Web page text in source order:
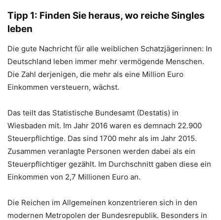
Tipp 1: Finden Sie heraus, wo reiche Singles
leben
Die gute Nachricht für alle weiblichen Schatzjägerinnen: In
Deutschland leben immer mehr vermögende Menschen.
Die Zahl derjenigen, die mehr als eine Million Euro
Einkommen versteuern, wächst.
Das teilt das Statistische Bundesamt (Destatis) in
Wiesbaden mit. Im Jahr 2016 waren es demnach 22.900
Steuerpflichtige. Das sind 1700 mehr als im Jahr 2015.
Zusammen veranlagte Personen werden dabei als ein
Steuerpflichtiger gezählt. Im Durchschnitt gaben diese ein
Einkommen von 2,7 Millionen Euro an.
Die Reichen im Allgemeinen konzentrieren sich in den
modernen Metropolen der Bundesrepublik. Besonders in